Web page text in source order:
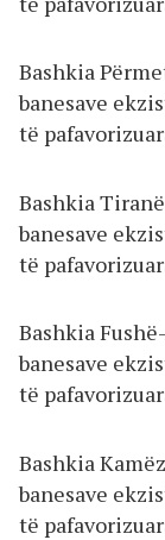
Bashkia
banesave
të
Bashkia
banesave
të
Bashkia
banesave
të
Bashkia
banesave
të